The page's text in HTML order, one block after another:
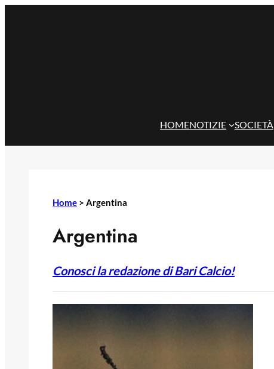
HOMENOTIZIE SOCIETÀ
Home > Argentina
Argentina
Conosci la redazione di Bari Calcio!